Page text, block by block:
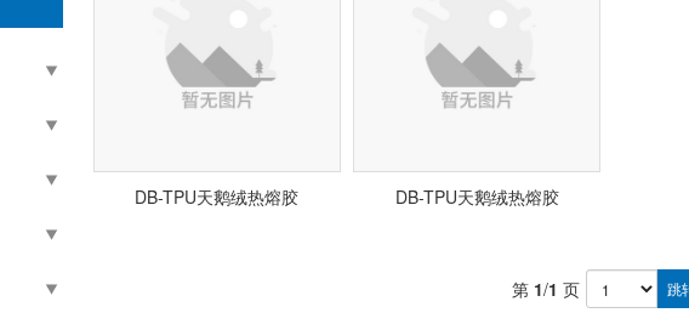
DB-TPU天鹅绒热熔胶 DB-TPU天鹅绒热熔胶
第 1/1 页 跳